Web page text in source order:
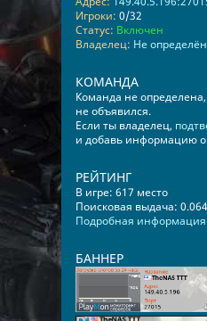
Игроки: 0/32
Статус: Включен
Владелец: Не определён
КОМАНДА
Команда не
не объявился.
Если ты владелец,
и добавь информацию
РЕЙТИНГ
В игре: 617 место
Поисковая выдача:
Подробная информация
БАННЕР